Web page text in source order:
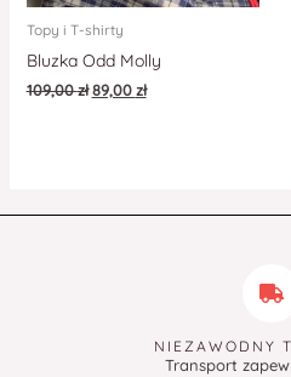
Topy i T-shirty
Bluzka Odd Molly
109,00zł 89,00zł
NIEZAWODNY
Transport